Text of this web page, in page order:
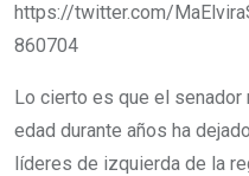
https://twitter.com/
860704
Lo cierto es que el senador
edad durante años ha
líderes de izquierda de la